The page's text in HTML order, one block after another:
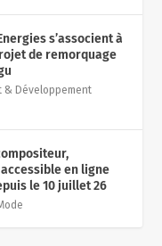
s’associent à
de remorquage
& Développement
en ligne
le 10 juillet 26